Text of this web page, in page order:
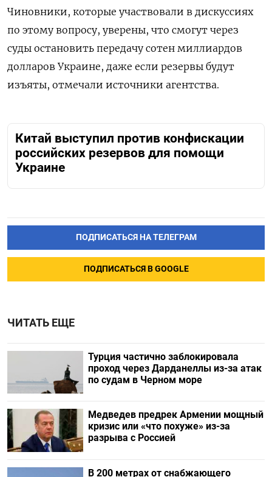
Чиновники, которые участвовали в дискуссиях
по этому вопросу, уверены, что смогут через
суды остановить передачу сотен миллиардов
долларов Украине, даже если резервы будут
изъяты, отмечали источники агентства.
Китай выступил против конфискации
российских резервов для помощи
Украине
ПОДПИСАТЬСЯ НА ТЕЛЕГРАМ
ПОДПИСАТЬСЯ В GOOGLE
ЧИТАТЬ ЕЩЕ
Турция частично заблокировала
проход через Дарданеллы из-за атак
по судам в Черном море
Медведев предрек Армении мощный
кризис или «что похуже» из-за
разрыва с Россией
В 200 метрах от снабжающего